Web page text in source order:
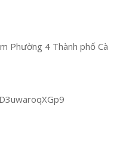
Phường 4 Thành phố Cà